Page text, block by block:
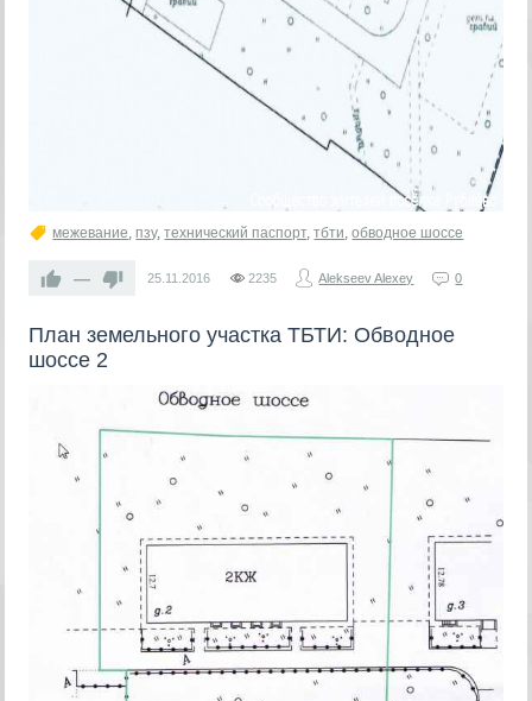
межевание, пзу,технический паспорт,тбти,обводное шоссе
— 25.11.2016 2235 Alekseev Alexey 0
План земельного участка ТБТИ: Обводное
шоссе 2